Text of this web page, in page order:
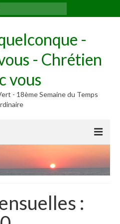
-
- Chrétien
vous
- 18ème Semaine du Temps
: